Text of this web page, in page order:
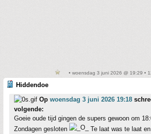
• woensdag 3 juni 2026 @ 19:29 •
Hiddendoe
Op woensdag 3 juni 2026 19:18
volgende:
Goeie oude tijd gingen de supers gewoon om
Zondagen gesloten
Te laat was te laat